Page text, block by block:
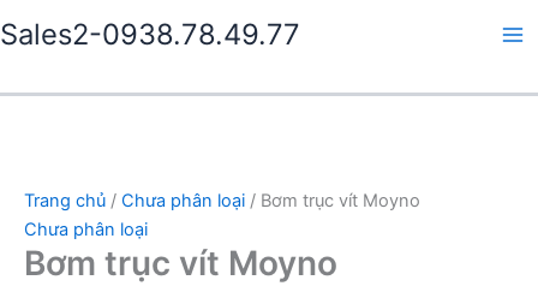
tới
dung
Sales2-0938.78.49.77
Trang chủ / Chưa phân loại / Bơm trục vít Moyno
Chưa phân loại
Bơm trục vít Moyno